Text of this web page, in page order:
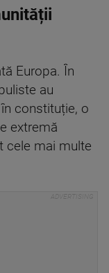
Europa. În
au
constituție, o
extremă
cele mai multe